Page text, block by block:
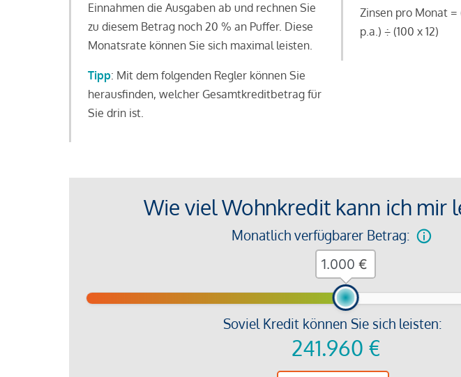
Einnahmen die Ausgaben ab und rechnen Sie
zu diesem Betrag noch 20 % an Puffer. Diese
Monatsrate können Sie sich maximal leisten.
Tipp: Mit dem folgenden Regler können Sie
herausfinden, welcher Gesamtkreditbetrag für
Sie drin ist.
Zinsen pro Monat
p.a.) ÷ (100 x 12)
Wie viel Wohnkredit kann ich mir
Monatlich verfügbarer Betrag:
Soviel Kredit können Sie sich leisten:
241.960 €
€